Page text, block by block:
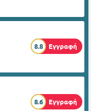
8.8 Εγγραφή
8.6 Εγγραφή